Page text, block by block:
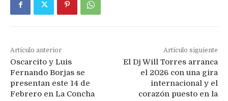
Artículo anterior
Oscarcito y Luis
Fernando Borjas se
presentan este 14 de
Febrero en La Concha
Artículo siguiente
El Dj Will Torres arranca
el 2026 con una gira
internacional y el
corazón puesto en la